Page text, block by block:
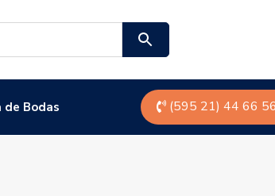
de Bodas (595 21) 44 66 56